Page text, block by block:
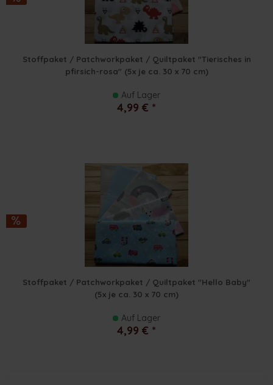
Stoffpaket / Patchworkpaket / Quiltpaket "Tierisches in
pfirsich-rosa" (5x je ca. 30 x 70 cm)
Auf Lager
4,99 € *
Stoffpaket / Patchworkpaket / Quiltpaket "Hello Baby"
(5x je ca. 30 x 70 cm)
Auf Lager
4,99 € *